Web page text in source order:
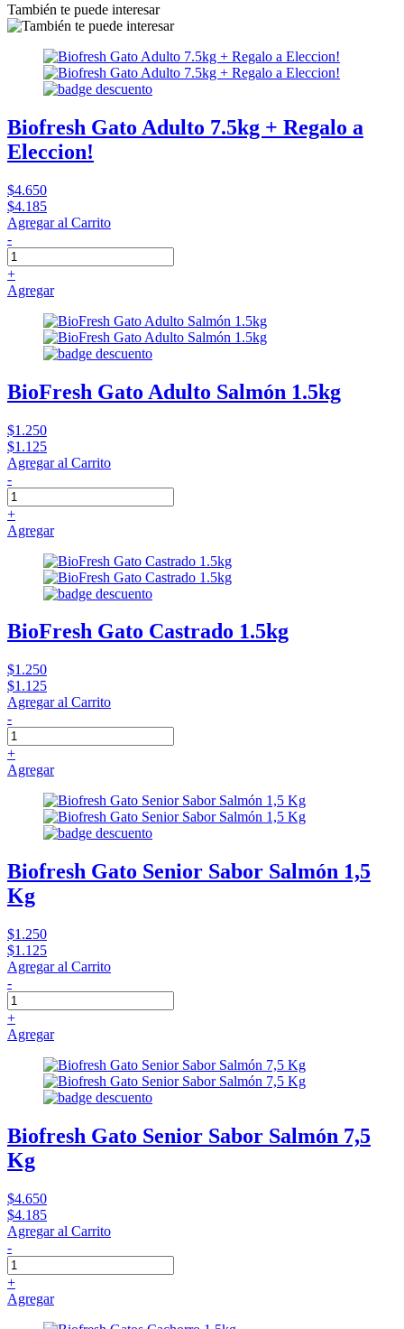
También te puede interesar
Biofresh Gato Adulto 7.5kg + Regalo a
Eleccion!
$4.650
$4.185
Agregar al Carrito
-
+
Agregar
BioFresh Gato Adulto Salmón 1.5kg
$1.250
$1.125
Agregar al Carrito
-
+
Agregar
BioFresh Gato Castrado 1.5kg
$1.250
$1.125
Agregar al Carrito
-
+
Agregar
Biofresh Gato Senior Sabor Salmón 1,5
Kg
$1.250
$1.125
Agregar al Carrito
-
+
Agregar
Biofresh Gato Senior Sabor Salmón 7,5
Kg
$4.650
$4.185
Agregar al Carrito
-
+
Agregar